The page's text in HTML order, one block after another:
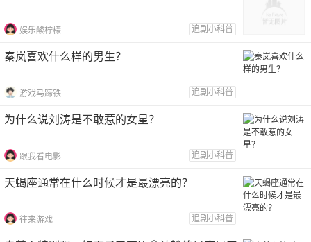
娱乐酸柠檬 追剧小科普
秦岚喜欢什么样的男生？
游戏马蹄铁 追剧小科普
为什么说刘涛是不敢惹的女星？
跟我看电影 追剧小科普
天蝎座通常在什么时候才是最漂亮的？
往来游戏 追剧小科普